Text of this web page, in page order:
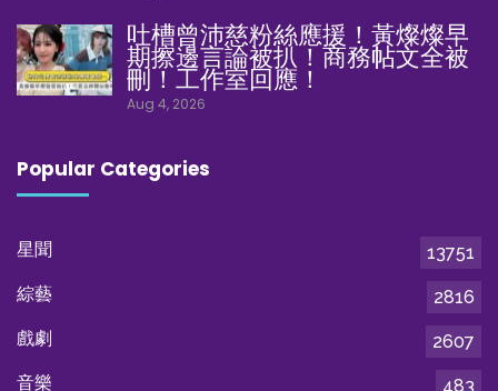
吐槽曾沛慈粉絲應援！黃燦燦早
期擦邊言論被扒！商務帖文全被
刪！工作室回應！
Aug 4, 2026
Popular Categories
星聞
13751
綜藝
2816
戲劇
2607
音樂
483